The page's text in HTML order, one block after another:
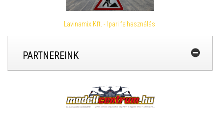
Lavinamix Kft. - Ipari felhasználás
PARTNEREINK